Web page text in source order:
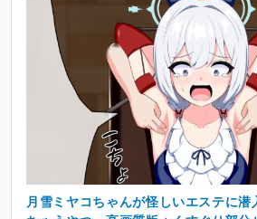
月雪ミヤコちゃんが怪しいエステに